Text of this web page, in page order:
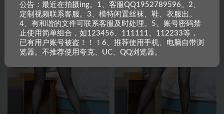
公告：最近在拍摄ing。1、客服QQ1952789596。2、
定制视频联系客服。3、模特闲置丝袜、鞋、衣服出。
4、有和谐的文件可联系客服及时处理。5、账号密码禁
止使用简单组合，如123456、111111、112233等，
已有用户账号被盗！！！6、推荐使用手机、电脑自带浏
览器。不推荐使用夸克、UC、QQ浏览器。